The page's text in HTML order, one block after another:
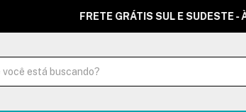
FRETE GRÁTIS SUL E SUDESTE - À